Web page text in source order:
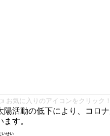
お気に入りのアイコンをクリック！
陽活動の低下により、コロ
ます。
いせい